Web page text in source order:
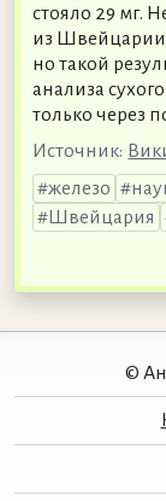
стояло 29 мг.
из
но такой
анализа
только через
Источник:
железо
Швейцария
©